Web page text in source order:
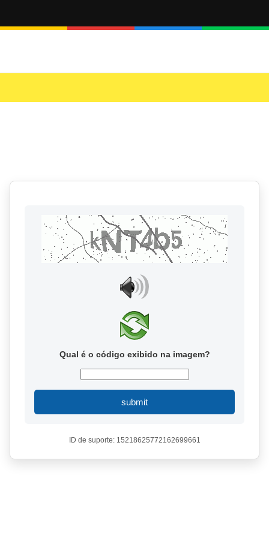
Qual é o código exibido na imagem?
submit
ID de suporte: 15218625772162699661